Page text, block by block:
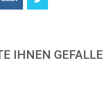
IHNEN